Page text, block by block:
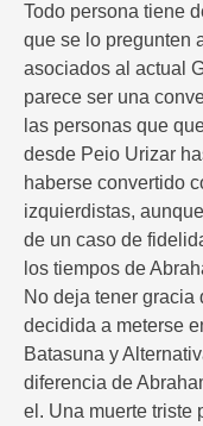
Todo persona tiene
que se lo pregunten
asociados al actual
parece ser una
las personas que
desde Peio Urizar
haberse convertido
izquierdistas,
de un caso de
los tiempos de
No deja tener gracia
decidida a meterse
Batasuna y
diferencia de
el. Una muerte triste